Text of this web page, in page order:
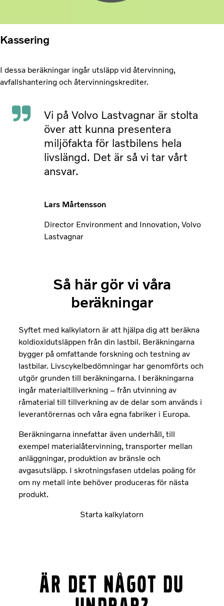
Kassering
I dessa beräkningar ingår utsläpp vid återvinning,
avfallshantering och återvinningskrediter.
Vi på Volvo Lastvagnar är stolta
över att kunna presentera
miljöfakta för lastbilens hela
livslängd. Det är så vi tar vårt
ansvar.
Lars Mårtensson
Director Environment and Innovation, Volvo
Lastvagnar
Så här gör vi våra
beräkningar
Syftet med kalkylatorn är att hjälpa dig att beräkna
koldioxidutsläppen från din lastbil. Beräkningarna
bygger på omfattande forskning och testning av
lastbilar. Livscykelbedömningar har genomförts och
utgör grunden till beräkningarna. I beräkningarna
ingår materialtillverkning – från utvinning av
råmaterial till tillverkning av de delar som används i
leverantörernas och våra egna fabriker i Europa.
Beräkningarna innefattar även underhåll, till
exempel materialåtervinning, transporter mellan
anläggningar, produktion av bränsle och
avgasutsläpp. I skrotningsfasen utdelas poäng för
om ny metall inte behöver produceras för nästa
produkt.
Starta kalkylatorn
Är det något du